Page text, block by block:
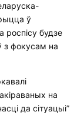
ў
роспісу будзе
фокусам на
на
да сітуацыі”